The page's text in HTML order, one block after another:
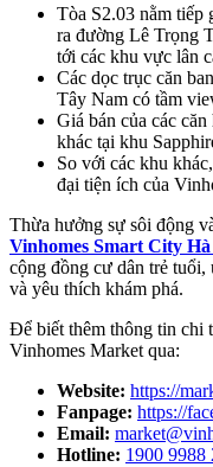
Tòa S2.03 nằm
ra đường Lê Trọng
tới các khu vực lân
Các dọc trục căn
Tây Nam có tầm
Giá bán của các
khác tại khu
So với các khu
đại tiện ích của
Thừa hưởng sự sôi động
Vinhomes Smart City
cộng đồng cư dân trẻ
và yêu thích khám phá.
Để biết thêm thông tin chi
Vinhomes Market qua:
Website: https://
Fanpage: https://
Email:
Hotline: 1900 9988